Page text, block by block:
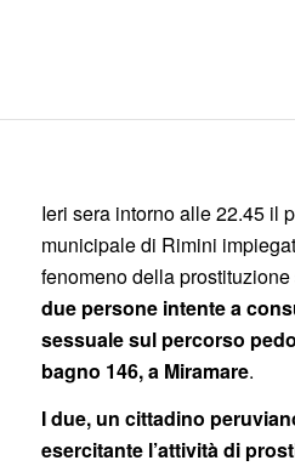
Ieri sera intorno alle 22.45 il
municipale di Rimini
fenomeno della
due persone intente a
sessuale sul percorso
bagno 146, a Miramare.
I due, un cittadino
esercitante l’attività di